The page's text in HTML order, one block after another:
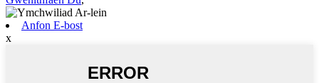
Anfon E-bost
x